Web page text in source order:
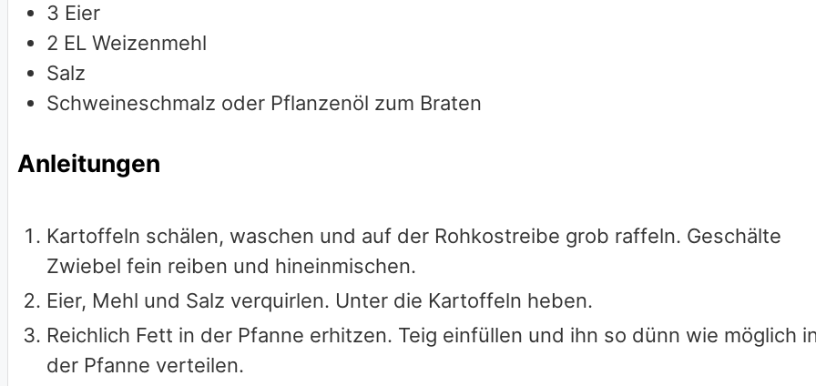
3 Eier
2 EL Weizenmehl
Salz
Schweineschmalz oder Pflanzenöl zum Braten
Anleitungen
Kartoffeln schälen, waschen und auf der Rohkostreibe grob raffeln. Geschälte
Zwiebel fein reiben und hineinmischen.
Eier, Mehl und Salz verquirlen. Unter die Kartoffeln heben.
Reichlich Fett in der Pfanne erhitzen. Teig einfüllen und ihn so dünn wie möglich
der Pfanne verteilen.